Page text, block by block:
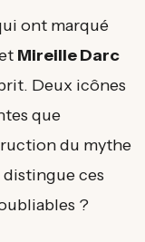
ont marqué
Mireille Darc
Deux icônes
que
du mythe
ces
?